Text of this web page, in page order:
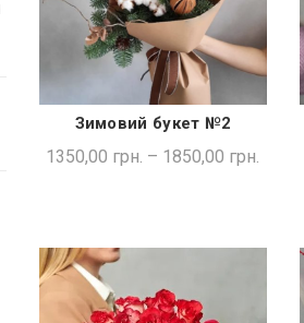
ШВИДКА ПОКУПКА
Зимовий букет №2
1350,00 грн. – 1850,00 грн.